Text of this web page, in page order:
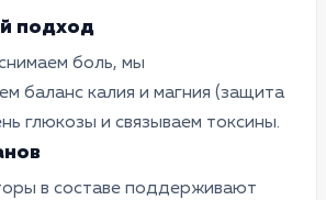
подход
боль, мы
баланс калия и магния (защита
глюкозы и связываем токсины.
в составе поддерживают